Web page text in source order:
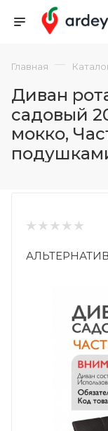
Главная —
Диван
садовый
мокко,